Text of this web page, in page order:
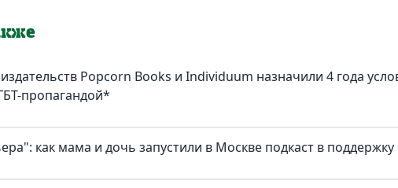
Popcorn Books и Individuum назначили 4 года
пропагандой*
как мама и дочь запустили в Москве подкаст в поддержку